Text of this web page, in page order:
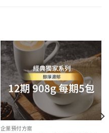
企業預付方案